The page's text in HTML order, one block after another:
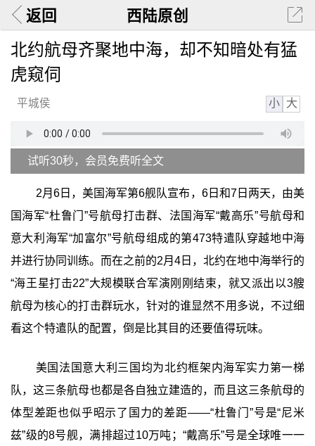
返回 西陆原创
北约航母齐聚地中海，却不知暗处有猛
虎窥伺
平城侯 小 大
试听30秒，会员免费听全文
2月6日，美国海军第6舰队宣布，6日和7日两天，由美
国海军“杜鲁门”号航母打击群、法国海军“戴高乐”号航母和
意大利海军“加富尔”号航母组成的第473特遣队穿越地中海
并进行协同训练。而在之前的2月4日，北约在地中海举行的
“海王星打击22”大规模联合军演刚刚结束，就又派出以3艘
航母为核心的打击群玩水，针对的谁显然不用多说，不过细
看这个特遣队的配置，倒是比其目的还要值得玩味。
美国法国意大利三国均为北约框架内海军实力第一梯
队，这三条航母也都是各自独立建造的，而且这三条航母的
体型差距也似乎昭示了国力的差距——“杜鲁门”号是“尼米
兹”级的8号舰，满排超过10万吨；“戴高乐”号是全球唯一一